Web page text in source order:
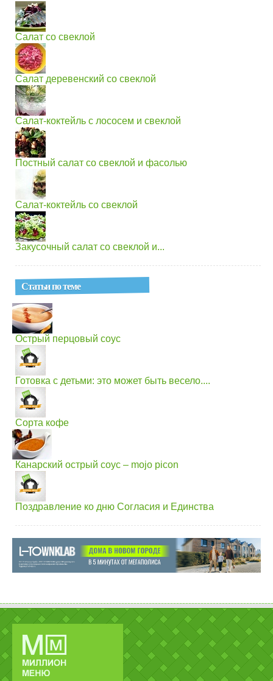
Салат со свеклой
Салат деревенский со свеклой
Салат-коктейль с лососем и свеклой
Постный салат со свеклой и фасолью
Салат-коктейль со свеклой
Закусочный салат со свеклой и...
Статьи по теме
Острый перцовый соус
Готовка с детьми: это может быть весело....
Сорта кофе
Канарский острый соус – mojo picon
Поздравление ко дню Согласия и Единства